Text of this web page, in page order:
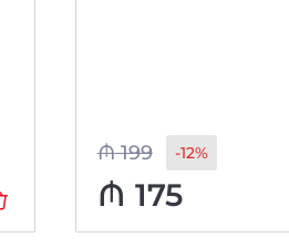
₼199 -12%
₼ 175